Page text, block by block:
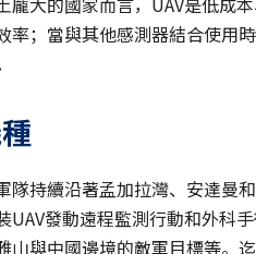
率；當與其他感測器結合使用
隊持續沿著孟加拉灣、安達曼
UAV發動遠程監測行動和外科
山與中國邊境的敵軍目標等。